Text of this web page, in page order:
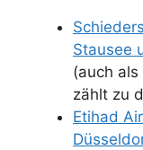
Stausee
(auch
zählt zu
Etihad